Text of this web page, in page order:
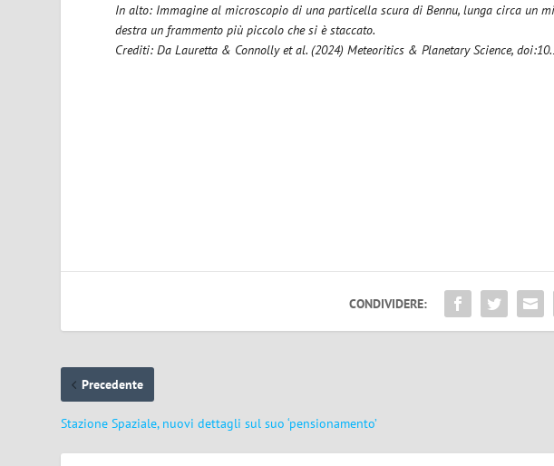
In alto: Immagine al microscopio di una particella scura di Bennu, lunga circa un
destra un frammento più piccolo che si è staccato.
Crediti: Da Lauretta & Connolly et al. (2024) Meteoritics & Planetary Science,
CONDIVIDERE:
Precedente
Stazione Spaziale, nuovi dettagli sul suo ‘pensionamento’